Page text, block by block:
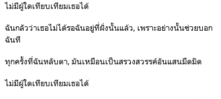
ไม่มีผู้ใดเทียบเทียมเธอได้
ฉันกลัวว่าเธอไม่ได้รอฉันอยู่ที่ฝั่งนั้นแล้ว, เพราะอย่างนั้นช่วยบอก
ฉันที
ทุกครั้งที่ฉันหลับตา, มันเหมือนเป็นสรวงสวรรค์อันแสนมืดมิด
ไม่มีผู้ใดเทียบเทียมเธอได้